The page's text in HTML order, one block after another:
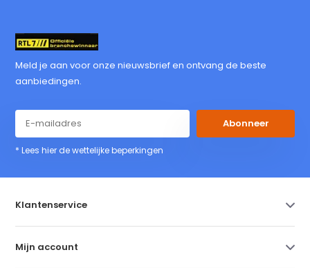
Meld je aan voor onze nieuwsbrief en ontvang de beste
aanbiedingen.
Abonneer
* Lees hier de wettelijke beperkingen
Klantenservice
Mijn account